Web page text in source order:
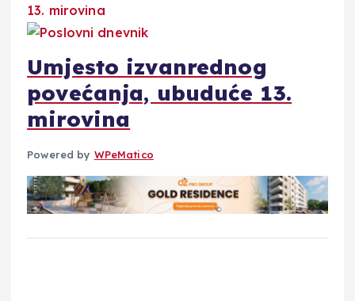
Umjesto izvanrednog
povećanja, ubuduće 13.
mirovina
Powered by WPeMatico